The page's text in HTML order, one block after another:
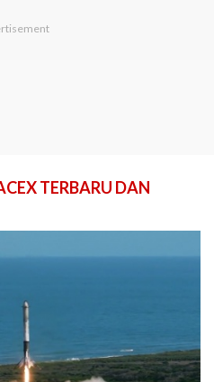
TERBARU DAN